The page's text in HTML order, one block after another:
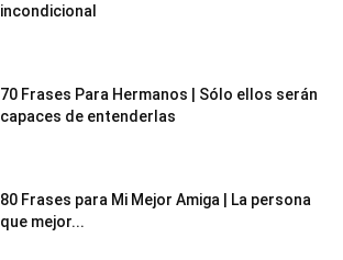
incondicional
70 Frases Para Hermanos | Sólo ellos serán
capaces de entenderlas
80 Frases para Mi Mejor Amiga | La persona
que mejor...